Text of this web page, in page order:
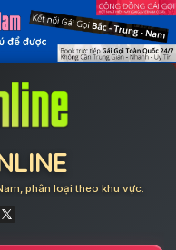
phân loại theo khu vực.